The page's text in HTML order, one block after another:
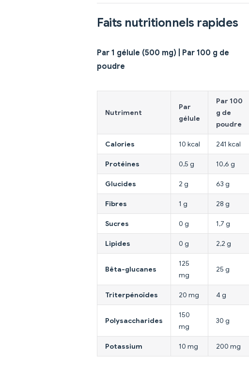
Faits nutritionnels rapides
Par 1 gélule (500 mg) | Par 100 g de
poudre
Nutriment
Par
gélule
Par 100
g de
poudre
Calories 10 kcal 241 kcal
Protéines 0,5 g 10,6 g
Glucides 2 g 63 g
Fibres 1 g 28 g
Sucres 0 g 1,7 g
Lipides 0 g 2,2 g
Bêta-glucanes
125
mg
25 g
Triterpénoïdes 20 mg 4 g
Polysaccharides
150
mg
30 g
Potassium 10 mg 200 mg